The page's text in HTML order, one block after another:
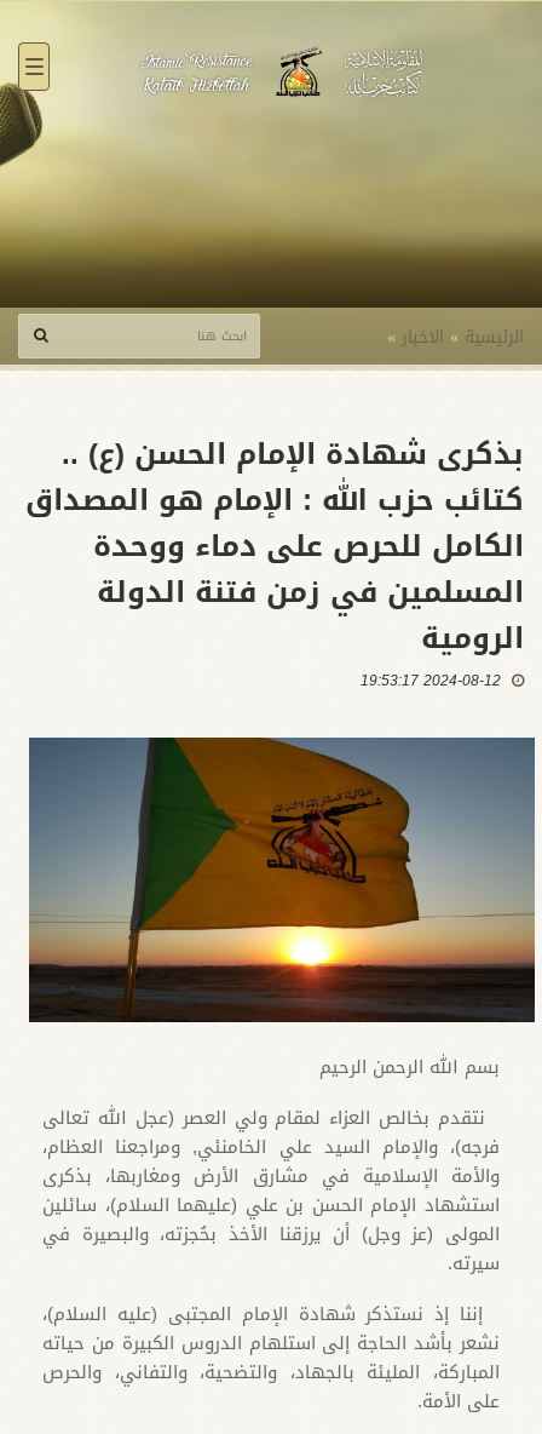
الرئيسية » الاخبار »
بذكرى شهادة الإمام الحسن (ع) ..
كتائب حزب الله : الإمام هو المصداق
الكامل للحرص على دماء ووحدة
المسلمين في زمن فتنة الدولة
الرومية
2024-08-12 19:53:17
بسم الله الرحمن الرحيم
نتقدم بخالص العزاء لمقام ولي العصر (عجل الله تعالى
فرجه)، والإمام السيد علي الخامنئي, ومراجعنا العظام،
والأمة الإسلامية في مشارق الأرض ومغاربها، بذكرى
استشهاد الإمام الحسن بن علي (عليهما السلام)، سائلين
المولى (عز وجل) أن يرزقنا الأخذ بحُجزته، والبصيرة في
سيرته.
إننا إذ نستذكر شهادة الإمام المجتبى (عليه السلام)،
نشعر بأشد الحاجة إلى استلهام الدروس الكبيرة من حياته
المباركة، المليئة بالجهاد، والتضحية، والتفاني، والحرص
على الأمة.